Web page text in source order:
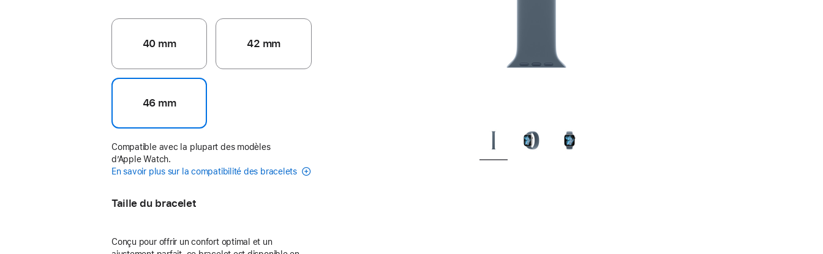
40 mm 42 mm
46 mm
Compatible avec la plupart des modèles
d’Apple Watch.
En savoir plus sur la compatibilité des bracelets
Taille du bracelet
Conçu pour offrir un confort optimal et un